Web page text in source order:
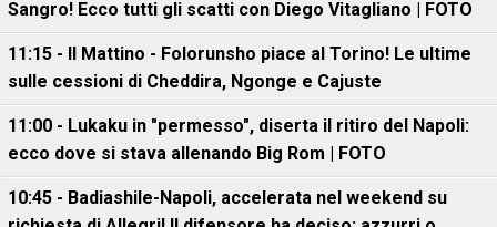
Sangro! Ecco tutti gli scatti con Diego Vitagliano | FOTO
11:15 - Il Mattino - Folorunsho piace al Torino! Le ultime
sulle cessioni di Cheddira, Ngonge e Cajuste
11:00 - Lukaku in "permesso", diserta il ritiro del Napoli:
ecco dove si stava allenando Big Rom | FOTO
10:45 - Badiashile-Napoli, accelerata nel weekend su